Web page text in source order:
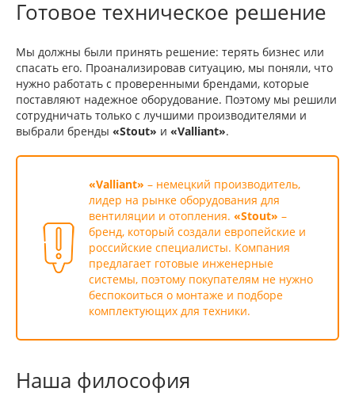
Готовое техническое решение
Мы должны были принять решение: терять бизнес или
спасать его. Проанализировав ситуацию, мы поняли, что
нужно работать с проверенными брендами, которые
поставляют надежное оборудование. Поэтому мы решили
сотрудничать только с лучшими производителями и
выбрали бренды «Stout» и «Valliant».
«Valliant» – немецкий производитель,
лидер на рынке оборудования для
вентиляции и отопления. «Stout» –
бренд, который создали европейские и
российские специалисты. Компания
предлагает готовые инженерные
системы, поэтому покупателям не нужно
беспокоиться о монтаже и подборе
комплектующих для техники.
Наша философия